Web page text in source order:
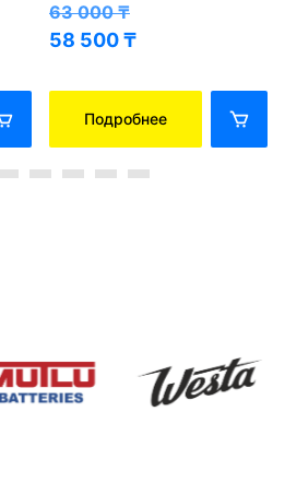
63 000₸
58 500₸
Подробнее